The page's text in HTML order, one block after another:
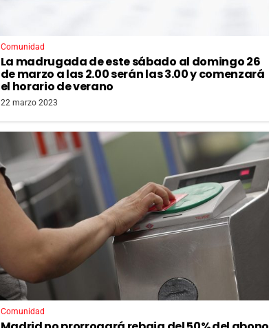
Comunidad
La madrugada de este sábado al domingo 26
de marzo a las 2.00 serán las 3.00 y comenzará
el horario de verano
22 marzo 2023
Comunidad